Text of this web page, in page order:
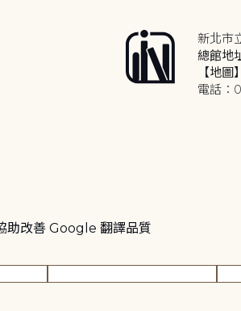
新北市
總館地
【地圖】
電話：
助改善 Google 翻譯品質